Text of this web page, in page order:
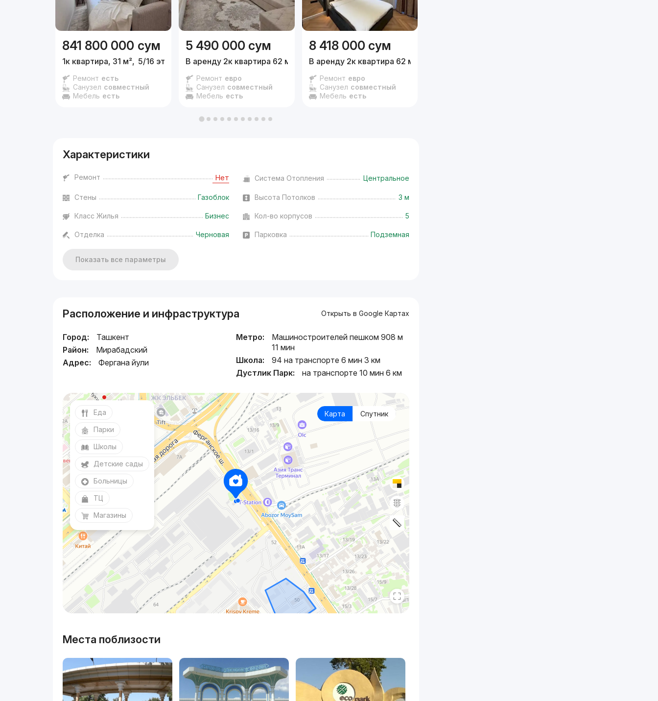
841 800 000 сум
1к квартира, 31 м², 5/16 эт.
Ремонт есть
Санузел совместный
Мебель есть
5 490 000 сум
В аренду 2к квартира 62 м², 7/16 эт.
Ремонт евро
Санузел совместный
Мебель есть
8 418 000 сум
В аренду 2к квартира 62 м²,
Ремонт евро
Санузел совместный
Мебель есть
Характеристики
Ремонт Нет Система Отопления Центральное
Стены Газоблок Высота Потолков 3 м
Класс Жилья Бизнес Кол-во корпусов 5
Отделка Черновая Парковка Подземная
Показать все параметры
Расположение и инфраструктура Открыть в Google Картах
Город:
Ташкент
Район:
Мирабадский
Адрес:
Фергана йули
Метро:
Машиностроителей пешком 908 м
11 мин
Школа:
94 на транспорте 6 мин 3 км
Дустлик Парк:
на транспорте 10 мин 6 км
Карта Спутник
Еда
Парки
Школы
Детские сады
Больницы
ТЦ
Магазины
Места поблизости